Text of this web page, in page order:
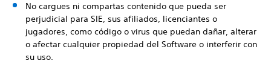
No cargues ni compartas contenido que pueda ser
perjudicial para SIE, sus afiliados, licenciantes o
jugadores, como código o virus que puedan dañar, alterar
o afectar cualquier propiedad del Software o interferir con
su uso.